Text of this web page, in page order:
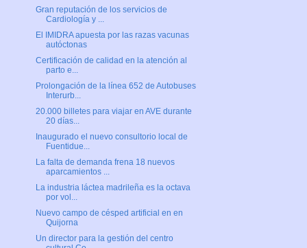
Gran reputación de los servicios de
Cardiología y ...
El IMIDRA apuesta por las razas vacunas
autóctonas
Certificación de calidad en la atención al
parto e...
Prolongación de la línea 652 de Autobuses
Interurb...
20.000 billetes para viajar en AVE durante
20 días...
Inaugurado el nuevo consultorio local de
Fuentidue...
La falta de demanda frena 18 nuevos
aparcamientos ...
La industria láctea madrileña es la octava
por vol...
Nuevo campo de césped artificial en en
Quijorna
Un director para la gestión del centro